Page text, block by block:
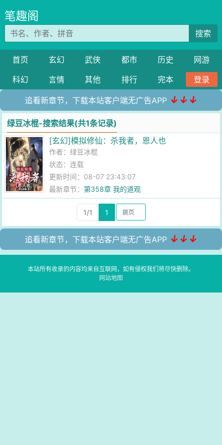
笔趣阁
搜索
首页 玄幻 武侠 都市 历史
网游
科幻
言情 其他 排行 完本 登录
追看新章节，下载本站客户端无广告APP ↓↓↓
绿豆冰棍-搜索结果(共1条记录)
[玄幻]模拟修仙：杀我者，恩人也
作者：绿豆冰棍
状态：连载
更新时间：08-07 23:43:07
最新章节：第358章 我的道观
1/1 1
追看新章节，下载本站客户端无广告APP ↓↓↓
本站所有收录的内容均来自互联网，如有侵权我们将尽快删除。
网站地图